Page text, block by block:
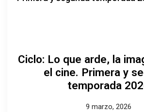
Ciclo: Lo que arde, la
el cine. Primera y
temporada
9 marzo, 2026